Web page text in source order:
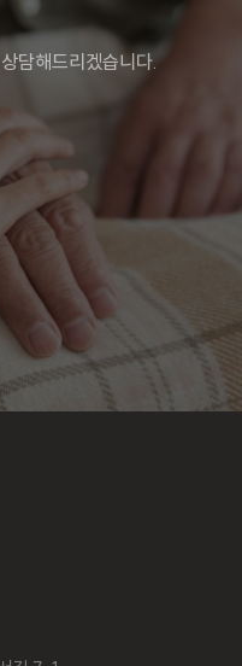
담해드리겠습니다.